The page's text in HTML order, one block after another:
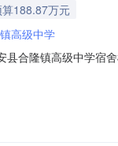
188.87万元
高级中学
合隆镇高级中学
公告期限为1个工